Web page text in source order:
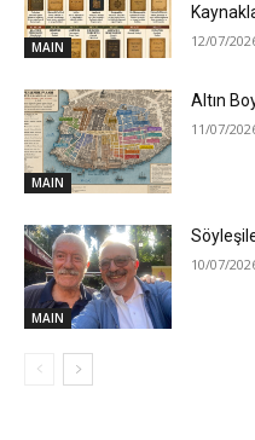
MAIN 12/07/
MAIN
Altın
11/07/
MAIN
10/07/